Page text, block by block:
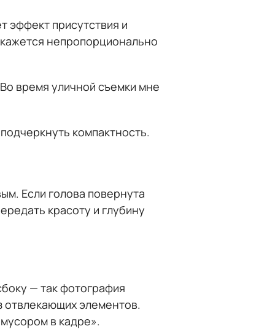
эффект присутствия и
непропорционально
время уличной съемки мне
компактность.
Если голова повернута
красоту и глубину
— так фотография
элементов.
в кадре».